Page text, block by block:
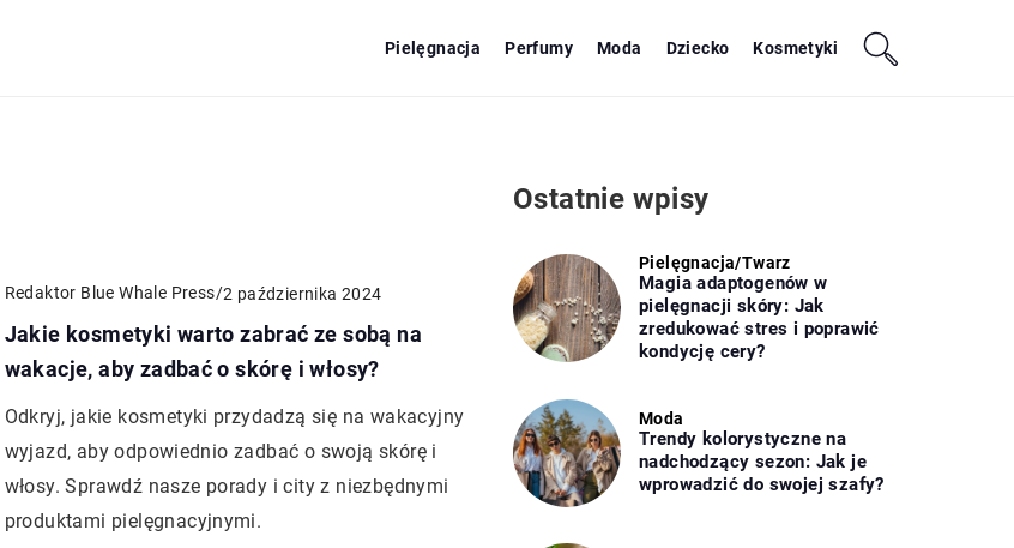
Pielęgnacja Perfumy Moda Dziecko Kosmetyki
Redaktor Blue Whale Press/2 października 2024
Jakie kosmetyki warto zabrać ze sobą na
wakacje, aby zadbać o skórę i włosy?
Odkryj, jakie kosmetyki przydadzą się na wakacyjny
wyjazd, aby odpowiednio zadbać o swoją skórę i
włosy. Sprawdź nasze porady i city z niezbędnymi
produktami pielęgnacyjnymi.
Ostatnie wpisy
Pielęgnacja/Twarz
Magia adaptogenów w
pielęgnacji skóry: Jak
zredukować stres i poprawić
kondycję cery?
Moda
Trendy kolorystyczne na
nadchodzący sezon: Jak je
wprowadzić do swojej szafy?